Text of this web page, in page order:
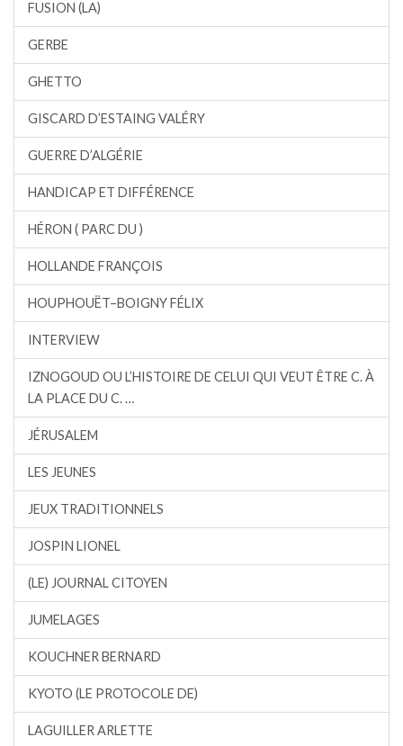
FUSION (LA)
GERBE
GHETTO
GISCARD D’ESTAING VALÉRY
GUERRE D’ALGÉRIE
HANDICAP ET DIFFÉRENCE
HÉRON ( PARC DU )
HOLLANDE FRANÇOIS
HOUPHOUËT–BOIGNY FÉLIX
INTERVIEW
IZNOGOUD OU L’HISTOIRE DE CELUI QUI VEUT ÊTRE C. À
LA PLACE DU C. …
JÉRUSALEM
LES JEUNES
JEUX TRADITIONNELS
JOSPIN LIONEL
(LE) JOURNAL CITOYEN
JUMELAGES
KOUCHNER BERNARD
KYOTO (LE PROTOCOLE DE)
LAGUILLER ARLETTE